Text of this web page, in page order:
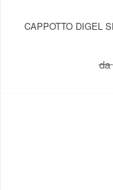
CAPPOTTO DIGEL
da